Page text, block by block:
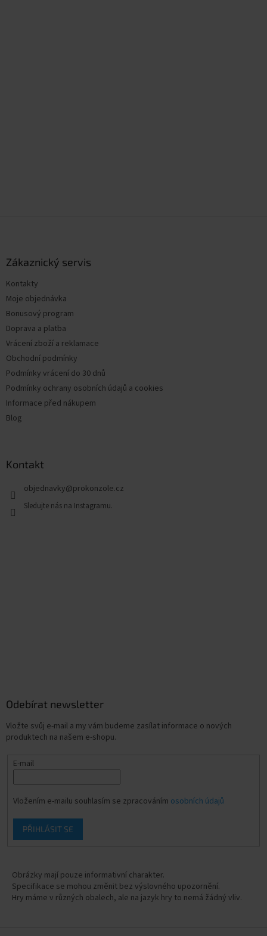
Zákaznický servis
Kontakty
Moje objednávka
Bonusový program
Doprava a platba
Vrácení zboží a reklamace
Obchodní podmínky
Podmínky vrácení do 30 dnů
Podmínky ochrany osobních údajů a cookies
Informace před nákupem
Blog
Kontakt
objednavky@prokonzole.cz
Odebírat newsletter
Vložte svůj e-mail a my vám budeme zasílat informace o nových
produktech na našem e-shopu.
E-mail
Vložením e-mailu souhlasím se zpracováním osobních údajů
PŘIHLÁSIT SE
Obrázky mají pouze informativní charakter.
Specifikace se mohou změnit bez výslovného upozornění.
Hry máme v různých obalech, ale na jazyk hry to nemá žádný vliv.